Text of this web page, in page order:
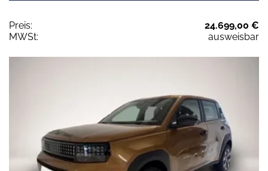
Preis:
24.699,00 €
MWSt:
ausweisbar